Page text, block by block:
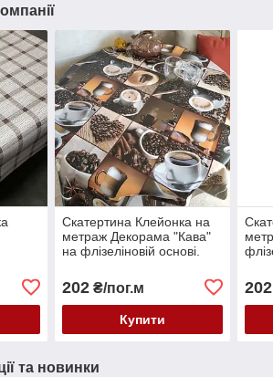
Скатертина Клейонка на
метраж Декорама "Кава"
на флізеліновій основі.
202₴/пог.м
Купити
202
та новинки